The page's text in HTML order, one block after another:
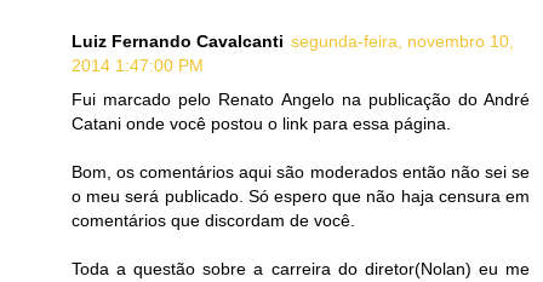
Luiz Fernando Cavalcanti segunda-feira, novembro 10,
2014 1:47:00 PM
Fui marcado pelo Renato Angelo na publicação do André
Catani onde você postou o link para essa página.
Bom, os comentários aqui são moderados então não sei se
o meu será publicado. Só espero que não haja censura em
comentários que discordam de você.
Toda a questão sobre a carreira do diretor(Nolan) eu me